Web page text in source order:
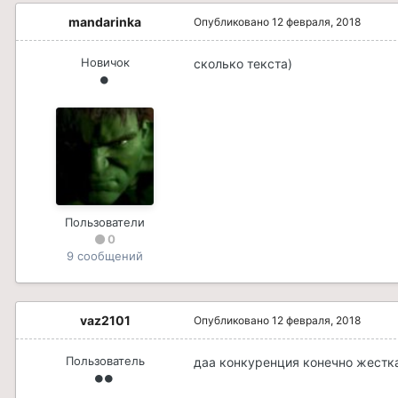
mandarinka
Новичок
Пользователи
0
9 сообщений
Опубликовано 12 февраля, 2018
сколько текста)
vaz2101
Пользователь
Опубликовано 12 февраля, 2018
даа конкуренция конечно